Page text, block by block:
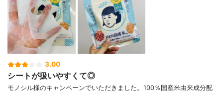
3.00
シートが扱いやすくて◎
モノシル様のキャンペーンでいただきました。100％国産米由来成分配